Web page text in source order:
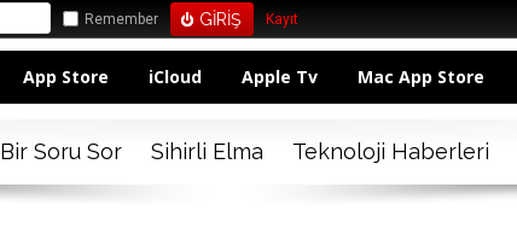
Remember Kayıt
App Store iCloud Apple Tv Mac App Store
Bir Soru Sor Sihirli Elma Teknoloji Haberleri